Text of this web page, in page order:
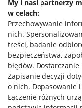
My i nasi partnerzy
w celach:
Przechowywanie
nich.
treści, badanie
bezpieczeństwa,
błędów.
Zapisanie decyzji
o nich. Dopasowanie
Łączenie różnych
Allegro Gadane dla
Mapa miejscowości
Informacje prawne
Regulamin
Polityka plików